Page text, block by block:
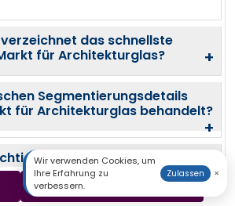
das schnellste
für Architekturglas?
+
Segmentierungsdetails
für Architekturglas behandelt?
+
Akteure auf dem Markt
+
Beispiel herunterladen
Wir verwenden Cookies, um
Ihre Erfahrung zu
verbessern.
Zulassen ×